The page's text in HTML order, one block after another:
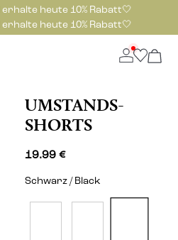
heute 10% Rabatt🤍
heute 10% Rabatt🤍
UMSTANDS-
SHORTS
19.99 €
Schwarz / Black